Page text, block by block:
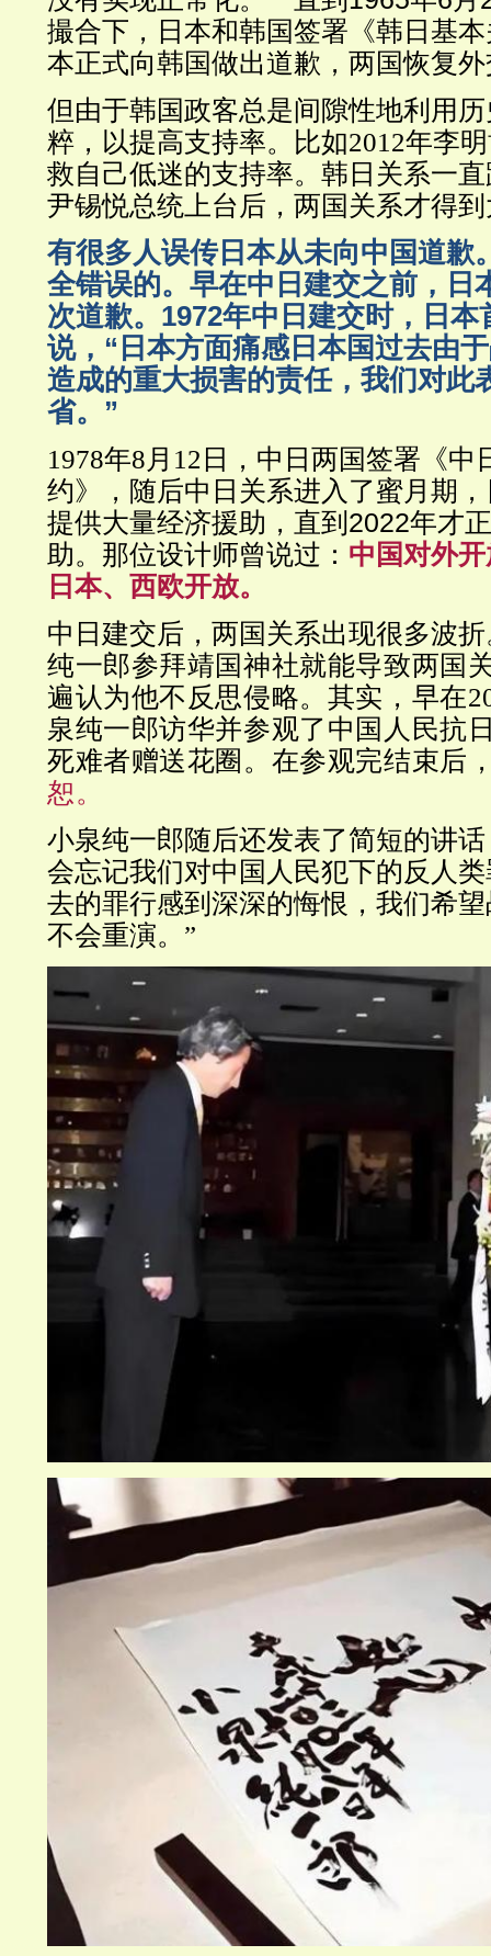
撮合下，日本和韩国签署《韩日基
本正式向韩国做出道歉，两国恢复
但由于韩国政客总是间隙性地利用
粹，以提高支持率。比如2012年李
救自己低迷的支持率。韩日关系一
尹锡悦总统上台后，两国关系才得
有很多人误传日本从未向中国道歉
全错误的。早在中日建交之前，日
次道歉。1972年中日建交时，日本
说，“日本方面痛感日本国过去由
造成的重大损害的责任，我们对此
省。”
1978年8月12日， 中日两国签署《中
约》，随后中日关系进入了蜜月期
提供大量经济援助，直到2022年才
助。那位设计师曾说过： 中国对外
日本、西欧开放。
中日建交后，两国关系出现很多波
纯一郎参拜靖国神社就能导致两国
遍认为他不反思侵略。其实，早在
泉纯一郎访华并参观了中国人民抗
死难者赠送花圈。 在参观完结束后
恕。
小泉纯一郎随后还发表了简短的讲
会忘记我们对中国人民犯下的反人
去的罪行感到深深的悔恨，我们希
不会重演。”